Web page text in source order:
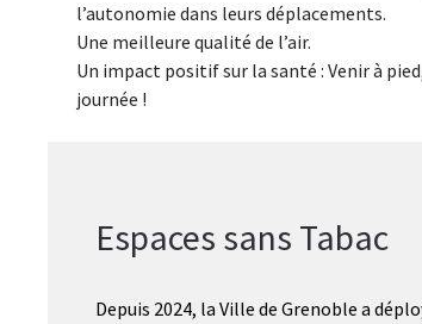
l’autonomie dans leurs déplacements.
Une meilleure qualité de l’air.
Un impact positif sur la santé : Venir à
journée !
Espaces sans Tabac
Depuis 2024, la Ville de Grenoble a